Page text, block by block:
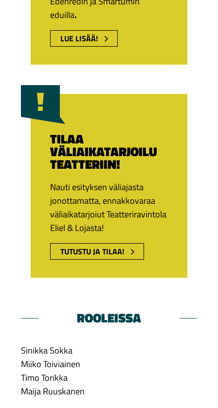
eduilla.
LUE LISÄÄ!
TILAA
VÄLIAIKATARJOILU
TEATTERIIN!
Nauti esityksen väliajasta
jonottamatta, ennakkovaraa
väliaikatarjoiut Teatteriravintola
Eliel & Lojasta!
TUTUSTU JA TILAA!
ROOLEISSA
Sinikka Sokka
Miiko Toiviainen
Timo Torikka
Maija Ruuskanen